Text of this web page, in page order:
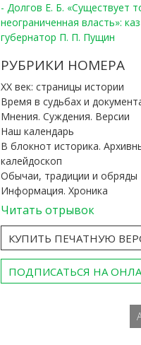
- Долгов Е. Б. «Существует
неограниченная власть»:
губернатор П. П. Пущин
РУБРИКИ НОМЕРА
ХХ век: страницы истории
Время в судьбах и
Мнения. Суждения. Версии
Наш календарь
В блокнот историка.
калейдоскоп
Обычаи, традиции и обряды
Информация. Хроника
Читать отрывок
КУПИТЬ ПЕЧАТНУЮ
ПОДПИСАТЬСЯ НА